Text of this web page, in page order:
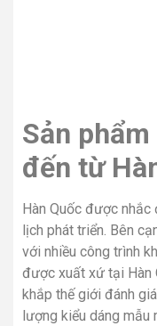
Sản
đến từ
Hàn Quốc được
lịch phát triển. Bên
với nhiều công trình
được xuất xứ tại Hàn
khắp thế giới đánh
lượng kiểu dáng mẫu